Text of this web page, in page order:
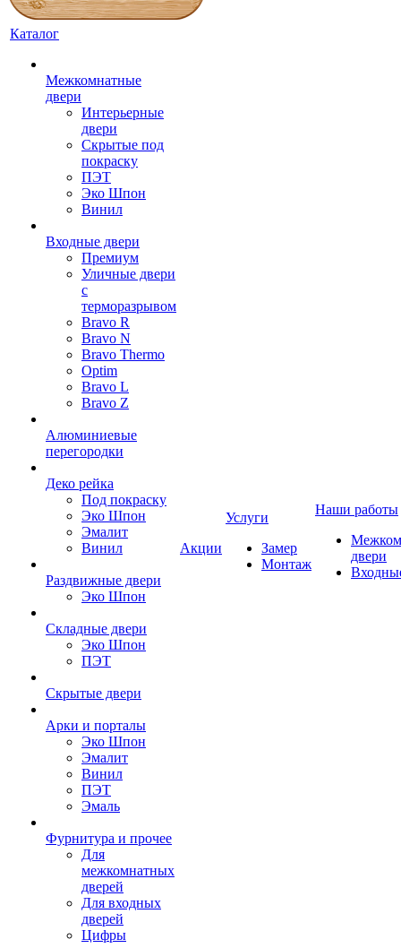
Каталог
Межкомнатные
двери
Интерьерные
двери
Скрытые под
покраску
ПЭТ
Эко Шпон
Винил
Входные двери
Премиум
Уличные двери
с
терморазрывом
Bravo R
Bravo N
Bravo Thermo
Optim
Bravo L
Bravo Z
Алюминиевые
перегородки
Деко рейка
Под покраску
Эко Шпон
Эмалит
Винил
Раздвижные двери
Эко Шпон
Складные двери
Эко Шпон
ПЭТ
Скрытые двери
Арки и порталы
Эко Шпон
Эмалит
Винил
ПЭТ
Эмаль
Фурнитура и прочее
Для
межкомнатных
дверей
Для входных
дверей
Цифры
Акции
Услуги
Замер
Монтаж
Наши работы
двери